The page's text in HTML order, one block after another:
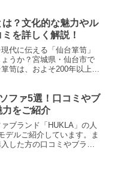
く、水道水を利用する浄
サーバーの人気...
？文化的な魅力やル
を詳しく解説！
代に伝える「仙台箪笥」
うか？宮城県・仙台市で
笥は、およそ200年以上の
ょうか。本記事は、仙台箪
やルーツ、口コミを詳し
。
ファ5選！口コミやブ
力をご紹介
ブランド「HUKLA」の人
デルご紹介しています。ま
した方の口コミやブラン